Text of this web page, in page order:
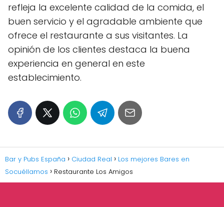
refleja la excelente calidad de la comida, el
buen servicio y el agradable ambiente que
ofrece el restaurante a sus visitantes. La
opinión de los clientes destaca la buena
experiencia en general en este
establecimiento.
Bar y Pubs España Ciudad Real
Los mejores Bares en
Socuéllamos
Restaurante Los Amigos